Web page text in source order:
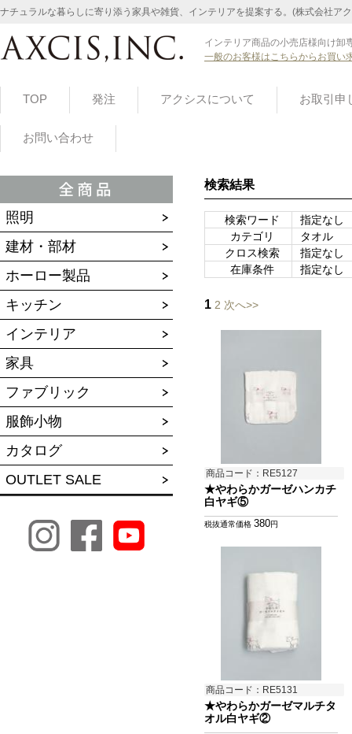
ナチュラルな暮らしに寄り添う家具や雑貨、インテリアを提案する。(株式会社ア
インテリア商品の小売店様向け卸
一般のお客様はこちらからお買い
TOP 発注 アクシスについて お取引申
お問い合わせ
照明
建材・部材
ホーロー製品
キッチン
インテリア
家具
ファブリック
服飾小物
カタログ
OUTLET SALE
検索結果
検索ワード
指定なし
カテゴリ
タオル
クロス検索
指定なし
在庫条件
指定なし
1 2 次へ>>
商品コード：RE5127
★やわらかガーゼハンカチ
白ヤギ⑤
税抜通常価格 380円
商品コード：RE5131
★やわらかガーゼマルチタ
オル白ヤギ②